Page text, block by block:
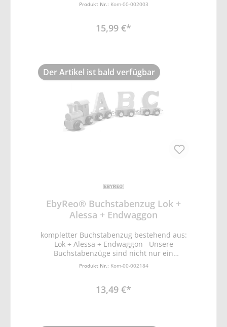
Produkt Nr.: Kom-00-002003
15,99 €*
Der Artikel ist bald verfügbar
EbyReo® Buchstabenzug Lok +
Alessa + Endwaggon
kompletter Buchstabenzug bestehend aus:
Lok + Alessa + Endwaggon Unsere
Buchstabenzüge sind nicht nur ein
natürliches Holzspielzeug, sondern fördern
sich nicht nur komplette Namen
Produkt Nr.: Kom-00-002184
13,49 €*